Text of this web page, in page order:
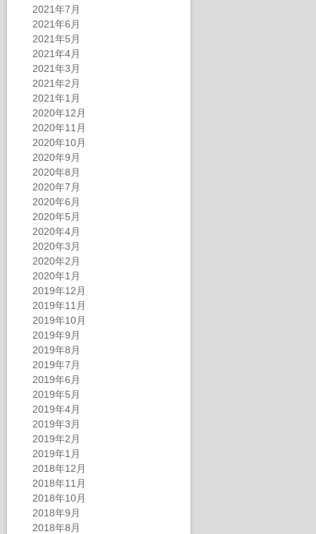
2021年7月
2021年6月
2021年5月
2021年4月
2021年3月
2021年2月
2021年1月
2020年12月
2020年11月
2020年10月
2020年9月
2020年8月
2020年7月
2020年6月
2020年5月
2020年4月
2020年3月
2020年2月
2020年1月
2019年12月
2019年11月
2019年10月
2019年9月
2019年8月
2019年7月
2019年6月
2019年5月
2019年4月
2019年3月
2019年2月
2019年1月
2018年12月
2018年11月
2018年10月
2018年9月
2018年8月